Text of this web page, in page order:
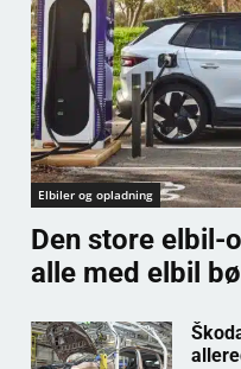
Elbiler og opladning
Den store elbil-
alle med elbil